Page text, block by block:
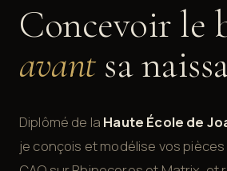
Concevoir le
avantsa
Diplômé de la Haute École de
je conçois et modélise vos